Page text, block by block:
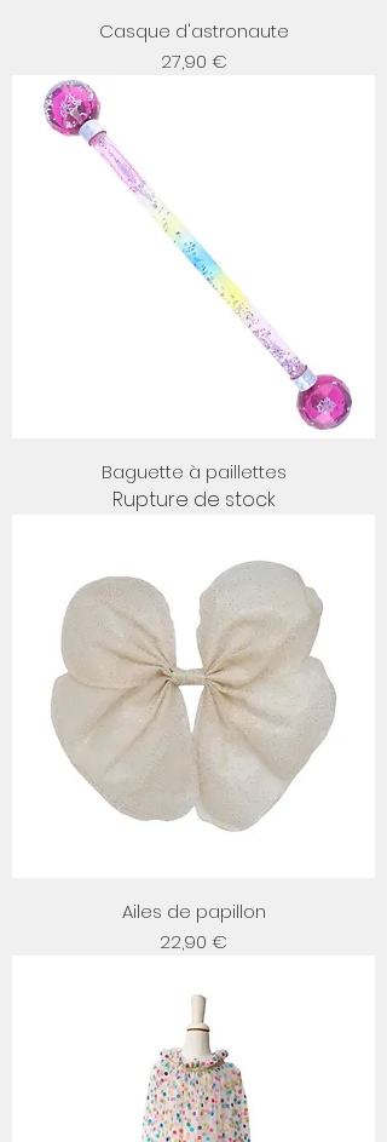
Casque d'astronaute
Prix
27,90 €
Baguette à paillettes
Rupture de stock
Ailes de papillon
Prix
22,90 €